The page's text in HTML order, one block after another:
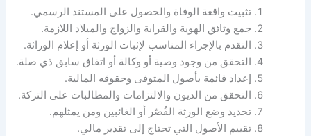
تثبيت واقعة الوفاة والحصول على المستند الرسمي.
جمع وثائق الهوية والقرابة والزواج والميلاد اللازمة.
التقدم بالإجراء المناسب لإثبات الورثة أو إعلام الوراثة.
التحقق من وجود وصية أو وكالة أو اتفاق سابق ذي صلة.
إعداد قائمة بأصول المتوفى وحقوقه المالية.
التحقق من الديون والالتزامات والمطالبات على التركة.
تحديد وضع الورثة القُصّر أو الغائبين ومن يمثلهم.
تقييم الأصول التي تحتاج إلى تقدير مالي.